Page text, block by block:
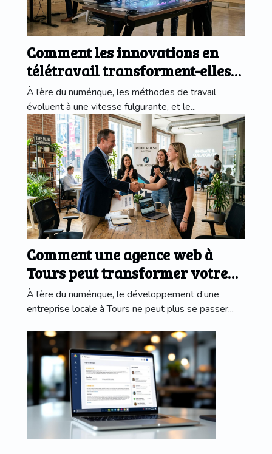
Comment les innovations en
télétravail transforment-elles
les entreprises ?
À l’ère du numérique, les méthodes de travail
évoluent à une vitesse fulgurante, et le...
Comment une agence web à
Tours peut transformer votre
entreprise locale
À l’ère du numérique, le développement d’une
entreprise locale à Tours ne peut plus se passer...